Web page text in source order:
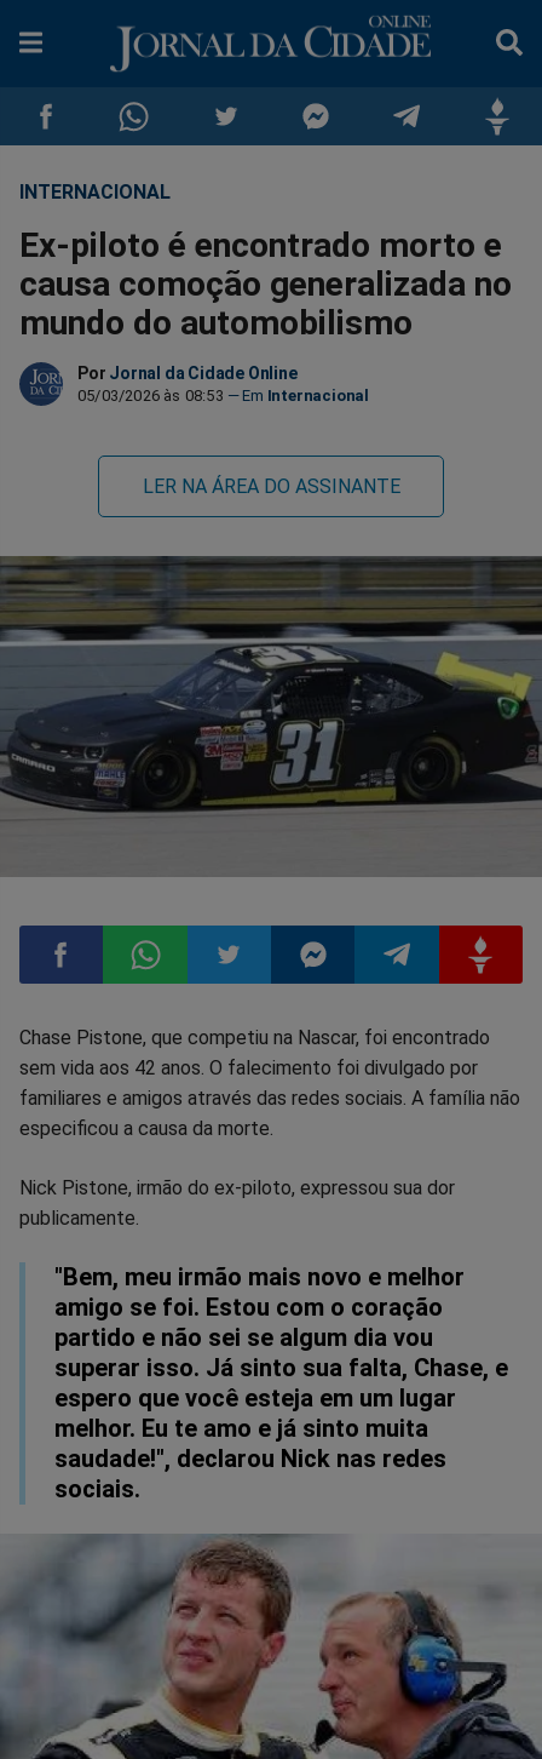
Compartilhar
no
Facebook
Compartilhar
no
Whatsapp
no
Twitter
no
Messenger
no
Telegram
no
INTERNACIONAL
Ex-piloto é encontrado morto e
causa comoção generalizada no
mundo do automobilismo
Por Jornal da Cidade Online
05/03/2026 às 08:53 Internacional
LER NA ÁREA DO ASSINANTE
Compartilhar
no
Compartilhar
no
Compartilhar
no
Compartilhar
no
Compartilhar
no
no
Chase Pistone, que competiu na Nascar, foi encontrado
sem vida aos 42 anos. O falecimento foi divulgado por
familiares e amigos através das redes sociais. A família não
especificou a causa da morte.
Nick Pistone, irmão do ex-piloto, expressou sua dor
publicamente.
"Bem, meu irmão mais novo e melhor
amigo se foi. Estou com o coração
partido e não sei se algum dia vou
superar isso. Já sinto sua falta, Chase, e
espero que você esteja em um lugar
melhor. Eu te amo e já sinto muita
saudade!", declarou Nick nas redes
sociais.